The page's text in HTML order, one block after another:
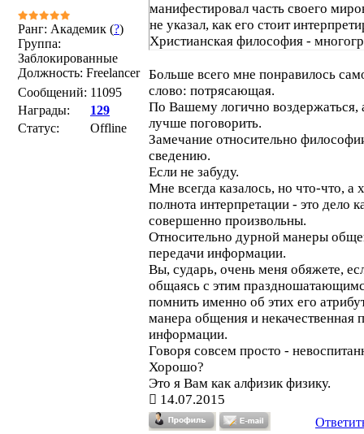
Ранг: Академик (?)
Группа:
Заблокированные
Должность: Freelancer
Сообщений: 11095
Награды:
129
Статус:
Offline
манифестировал часть своего
не указал, как его стоит
Христианская философия -
вполне допустимы
Больше всего мне понравилось
слово: потрясающая.
По Вашему логично воздержаться,
лучше поговорить.
Замечание относительно
сведению.
Если не забуду.
Мне всегда казалось, но что-что, а
полнота интерпретации - это дело
совершенно произвольны.
Относительно дурной манеры
передачи информации.
Вы, сударь, очень меня обяжете,
общаясь с этим
помнить именно об этих его
манера общения и некачественная
информации.
Говоря совсем просто -
Хорошо?
Это я Вам как алфизик физику.
14.07.2015